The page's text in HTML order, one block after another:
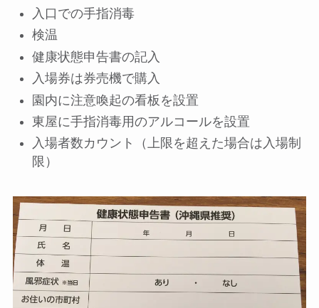
入口での手指消毒
検温
健康状態申告書の記入
入場券は券売機で購入
園内に注意喚起の看板を設置
東屋に手指消毒用のアルコールを設置
入場者数カウント（上限を超えた場合は入場制
限）